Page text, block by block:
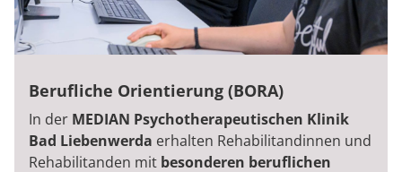
Berufliche Orientierung (BORA)
In der MEDIAN Psychotherapeutischen Klinik
Bad Liebenwerda erhalten Rehabilitandinnen und
Rehabilitanden mit besonderen beruflichen